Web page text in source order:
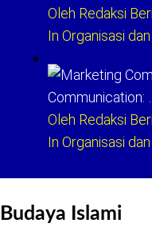
Oleh Redaksi
In Organisasi
Communication: …
Oleh Redaksi
In Organisasi
Budaya Islami